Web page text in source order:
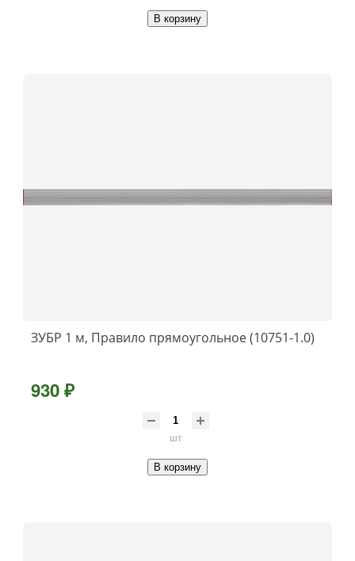
В корзину
ЗУБР 1 м, Правило прямоугольное (10751-1.0)
930 ₽
шт
В корзину